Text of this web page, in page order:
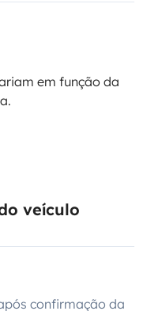
em função da
veículo
confirmação da